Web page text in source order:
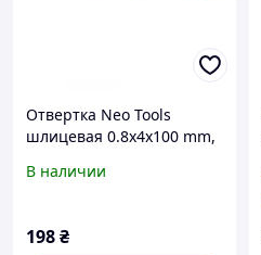
Отвертка Neo Tools
шлицевая 0.8x4x100 mm,
В наличии
198₴